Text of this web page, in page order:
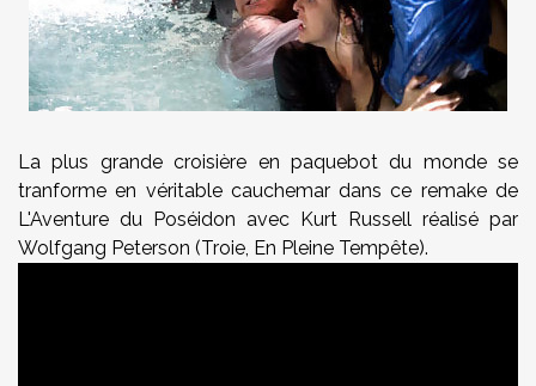
La plus grande croisière en paquebot du monde se
tranforme en véritable cauchemar dans ce remake de
L'Aventure du Poséidon avec Kurt Russell réalisé par
Wolfgang Peterson (Troie, En Pleine Tempête).